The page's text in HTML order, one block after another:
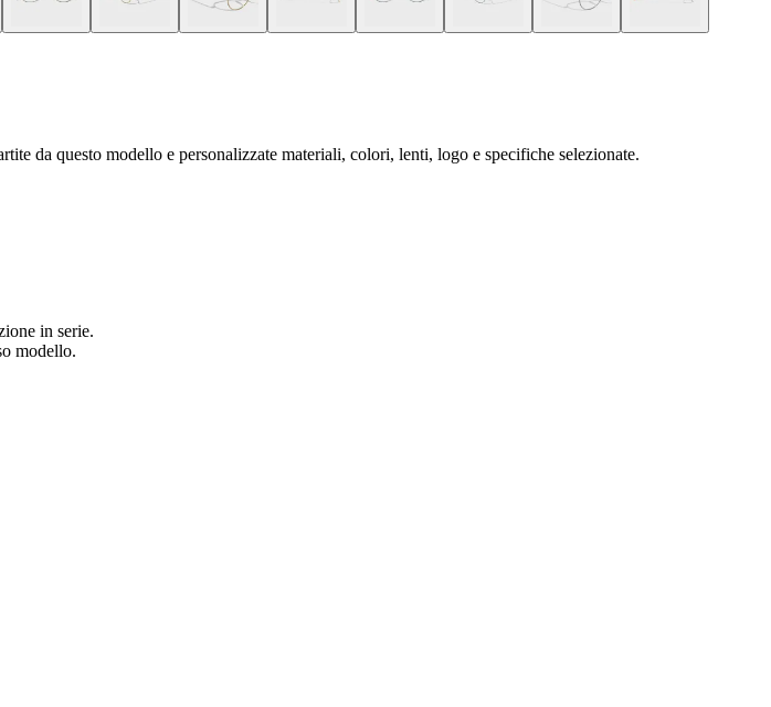
da questo modello e personalizzate materiali, colori, lenti, logo e specifiche selezionate.
in serie.
modello.